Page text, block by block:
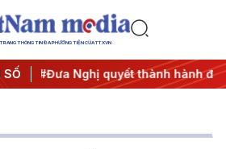
THÔNG TIN ĐA PHƯƠNG TIỆN CỦA TTXVN
SỐ
#Đưa Nghị quyết thành hành động